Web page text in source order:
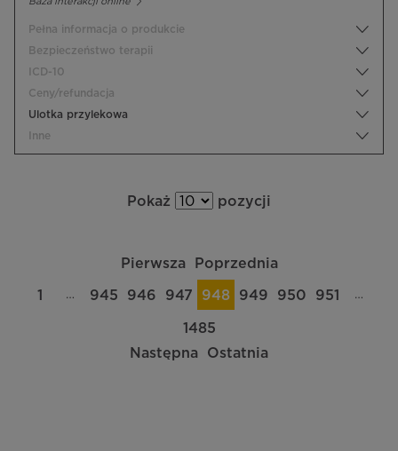
Pełna informacja o produkcie
Bezpieczeństwo terapii
ICD-10
Ceny/refundacja
Ulotka przylekowa
Inne
Pokaż pozycji
Pierwsza Poprzednia
1 … 945 946 947 948 949 950 951 …
1485
Następna
Ostatnia